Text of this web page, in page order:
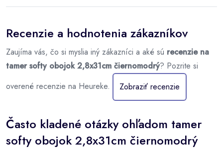
Recenzie a hodnotenia zákazníkov
Zaujíma vás, čo si myslia iný zákazníci a aké sú recenzie na
tamer softy obojok 2,8x31cm čiernomodrý? Pozrite si
overené recenzie na Heureke.
Zobraziť recenzie
Často kladené otázky ohľadom tamer
softy obojok 2,8x31cm čiernomodrý